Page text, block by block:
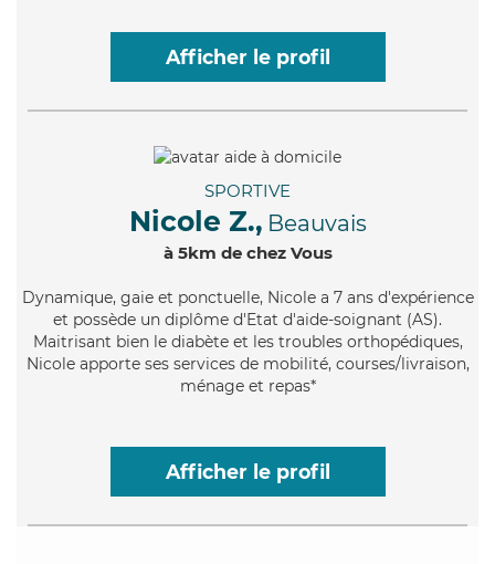
Afficher le profil
SPORTIVE
Nicole Z., Beauvais
à 5km de chez Vous
Dynamique, gaie et ponctuelle, Nicole a 7 ans d'expérience
et possède un diplôme d'Etat d'aide-soignant (AS).
Maitrisant bien le diabète et les troubles orthopédiques,
Nicole apporte ses services de mobilité, courses/livraison,
ménage et repas*
Afficher le profil